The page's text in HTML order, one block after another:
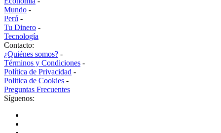
Mundo -
Perú -
Tu Dinero -
Tecnología
Contacto:
¿Quiénes somos? -
Términos y Condiciones -
Política de Privacidad -
Politica de Cookies -
Preguntas Frecuentes
Síguenos: